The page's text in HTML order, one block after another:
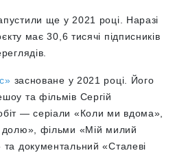
ще у 2021 році. Наразі
має 30,6 тисячі підписників
засноване у 2021 році. Його
та фільмів Сергій
— серіали «Коли ми вдома»,
долю», фільми «Мій милий
документальний «Сталеві